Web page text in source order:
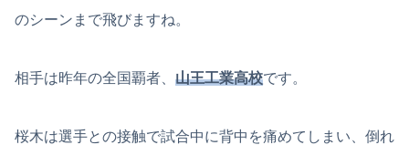
のシーンまで飛びますね。
相手は昨年の全国覇者、 山王工業高校です。
桜木は選手との接触で試合中に背中を痛めてしまい、倒れ